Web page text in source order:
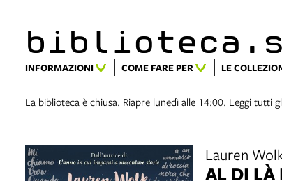
INFORMAZIONI COME FARE PER LE
La biblioteca è chiusa. Riapre lunedì alle 14:00. Leggi tutti
Lauren
AL DI LÀ